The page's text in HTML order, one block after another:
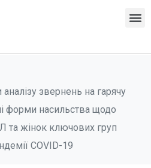
аналізу звернень на гарячу
форми насильства щодо
та жінок ключових груп
COVID-19